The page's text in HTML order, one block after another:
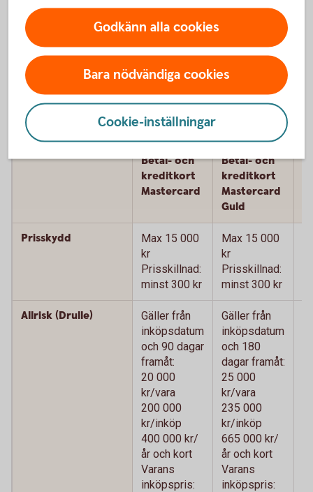
Under tabellen hittar du förtydligande beskrivningar till de
olika radrubrikerna.
Köpförsäkring – när dushoppar
Köpförsäkring - jämför våra kort
Betal- och
kreditkort
Mastercard
Betal- och
kreditkort
Mastercard
Guld
Prisskydd
Max 15 000
kr
Prisskillnad:
minst 300 kr
Max 15 000
kr
Prisskillnad:
minst 300 kr
Allrisk (Drulle)
Gäller från
inköpsdatum
och 90 dagar
framåt:
20 000
kr/vara
200 000
kr/inköp
400 000 kr/
år och kort
Varans
inköpspris:
Gäller från
inköpsdatum
och 180
dagar framåt:
25 000
kr/vara
235 000
kr/inköp
665 000 kr/
år och kort
Varans
inköpspris:
Godkänn alla cookies
Bara nödvändiga cookies
Cookie-inställningar